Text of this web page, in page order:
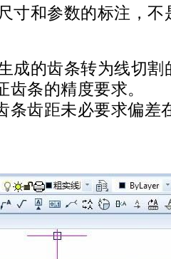
寸和参数的标注，
成的齿条转为线切割
条的精度要求。
条齿距未必要求偏差